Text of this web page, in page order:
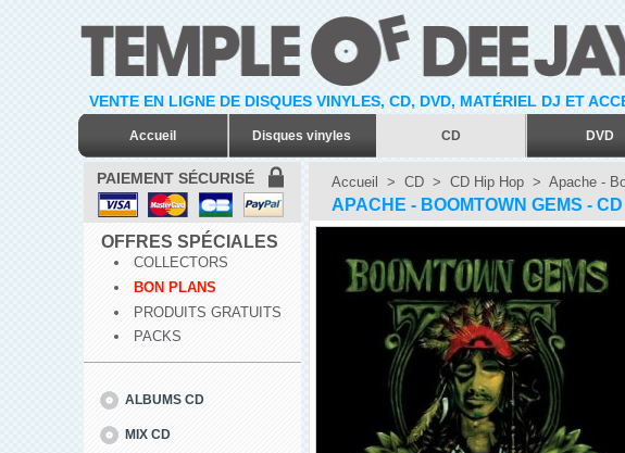
VENTE EN LIGNE DE DISQUES VINYLES, CD, DVD, MATÉRIEL DJ ET
Accueil Disques vinyles CD DVD
PAIEMENT SÉCURISÉ
OFFRES SPÉCIALES
COLLECTORS
BON PLANS
PRODUITS GRATUITS
PACKS
ALBUMS CD
MIX CD
Accueil > CD > CD Hip Hop > Apache -
APACHE - BOOMTOWN GEMS - CD